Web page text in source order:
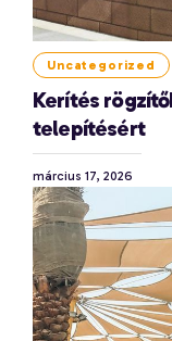
Uncategorized
Kerítés
telepítésért
március 17, 2026